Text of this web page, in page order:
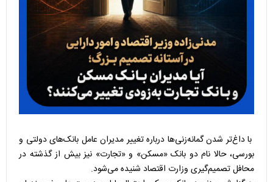
با داغ‌تر شدن گمانه‌زنی‌ها درباره تغییر مدیران عامل بانک‌های دولتی و
بورسی، حالا نام دو بانک «مسکن» و «تجارت» نیز بیش از گذشته در
محافل تصمیم‌گیری وزارت اقتصاد شنیده می‌شود.‌